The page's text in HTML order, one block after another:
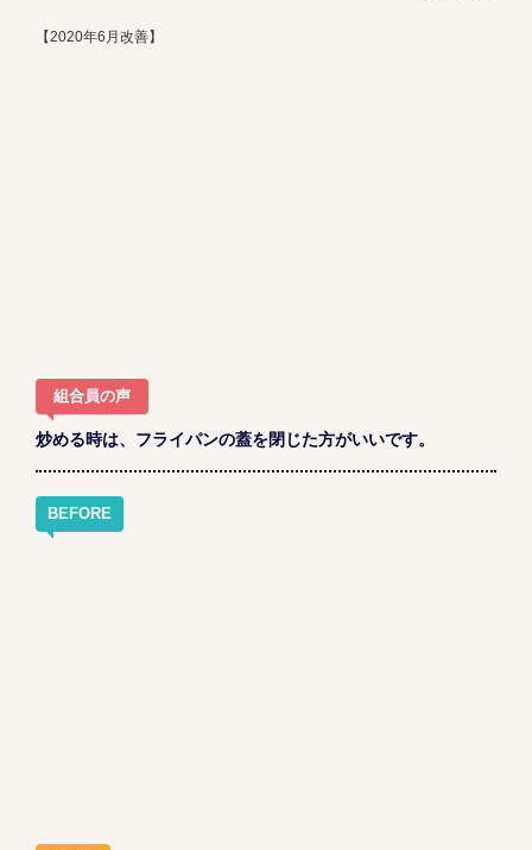
【2020年6月改善】
組合員の声
炒める時は、フライパンの蓋を閉じた方がいいです。
BEFORE